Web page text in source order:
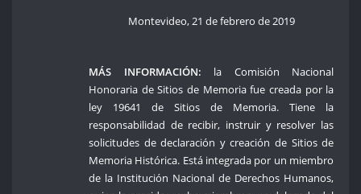
Montevideo, 21 de febrero de 2019
MÁS INFORMACIÓN: la Comisión Nacional
Honoraria de Sitios de Memoria fue creada por la
ley 19641 de Sitios de Memoria. Tiene la
responsabilidad de recibir, instruir y resolver las
solicitudes de declaración y creación de Sitios de
Memoria Histórica. Está integrada por un miembro
de la Institución Nacional de Derechos Humanos,